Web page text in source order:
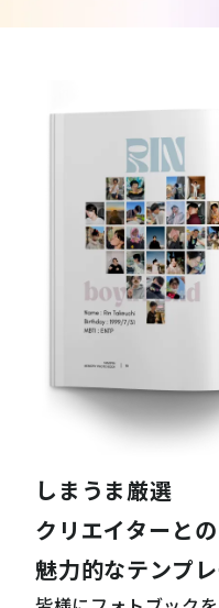
しまうま厳選
クリエイターと
魅力的なテンプ